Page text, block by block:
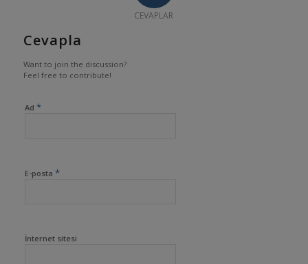
CEVAPLAR
Cevapla
Want to join the discussion?
Feel free to contribute!
Ad *
E-posta *
İnternet sitesi